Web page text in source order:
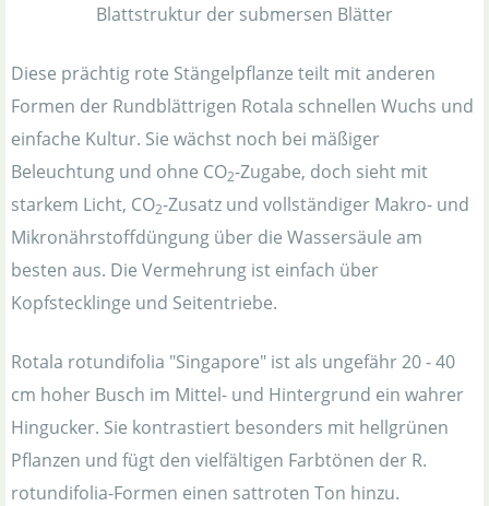
Blattstruktur der submersen Blätter
Diese prächtig rote Stängelpflanze teilt mit anderen
Formen der Rundblättrigen Rotala schnellen Wuchs und
einfache Kultur. Sie wächst noch bei mäßiger
Beleuchtung und ohne CO2-Zugabe, doch sieht mit
starkem Licht, CO2-Zusatz und vollständiger Makro- und
Mikronährstoffdüngung über die Wassersäule am
besten aus. Die Vermehrung ist einfach über
Kopfstecklinge und Seitentriebe.
Rotala rotundifolia "Singapore" ist als ungefähr 20 - 40
cm hoher Busch im Mittel- und Hintergrund ein wahrer
Hingucker. Sie kontrastiert besonders mit hellgrünen
Pflanzen und fügt den vielfältigen Farbtönen der R.
rotundifolia-Formen einen sattroten Ton hinzu.